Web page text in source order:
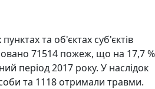
та об'єктах суб'єктів
71514 пожеж, що на 17,7 %
період 2017 року. У наслідок
та 1118 отримали травми.